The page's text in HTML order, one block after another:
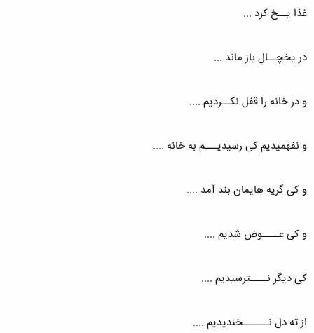
غذا یــخ کرد ...
در یخچــال باز ماند ...
و در خانه را قفل نکــردیم ....
و نفهمیدیم کی رسیدیـــم به خانه ....
و کی گریه هایمان بند آمد ....
و کی عــــوض شدیم ....
کی دیگر نــــترسیدیم ....
از ته دل نــــــخندیدیم ....